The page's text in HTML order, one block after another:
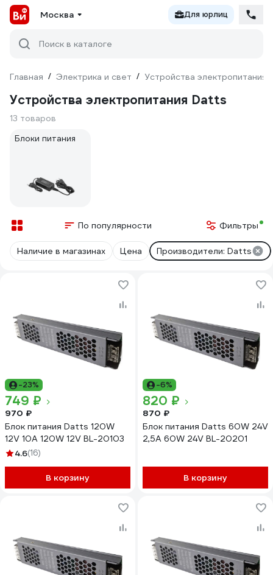
Москва Для юрлиц
Поиск в каталоге
Главная / Электрика и свет / Устройства электропитания
Устройства электропитания Datts
13 товаров
Блоки питания
По популярности Фильтры
Наличие в магазинах Цена Производители: Datts
-23%
749 ₽
970 ₽
Блок питания Datts 120W
12V 10А 120W 12V BL-20103
4.6(16)
В корзину
-6%
820 ₽
870 ₽
Блок питания Datts 60W 24V
2,5А 60W 24V BL-20201
В корзину